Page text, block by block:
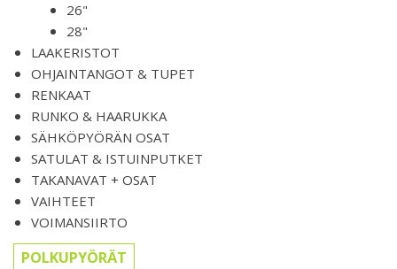
26"
28"
LAAKERISTOT
OHJAINTANGOT & TUPET
RENKAAT
RUNKO & HAARUKKA
SÄHKÖPYÖRÄN OSAT
SATULAT & ISTUINPUTKET
TAKANAVAT + OSAT
VAIHTEET
VOIMANSIIRTO
POLKUPYÖRÄT